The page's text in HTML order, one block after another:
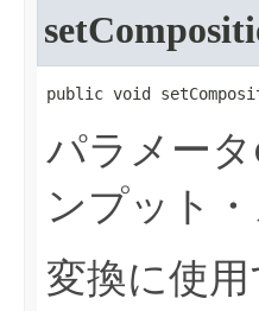
public void
パラメータ
ンプット
変換に使